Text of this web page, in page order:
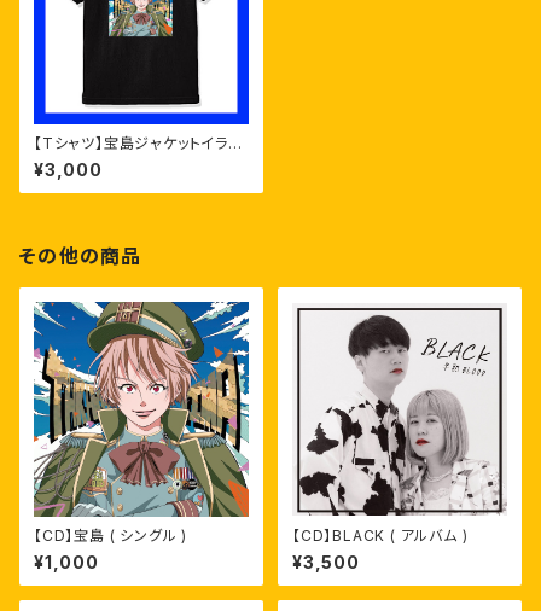
【Tシャツ】宝島ジャケットイラス
トTシャツ
¥3,000
その他の商品
【CD】宝島 ( シングル )
¥1,000
【CD】BLACK ( アルバム )
¥3,500